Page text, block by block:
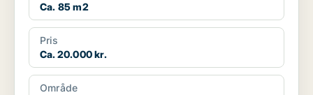
Ca. 85 m2
Pris
Ca. 20.000 kr.
Område